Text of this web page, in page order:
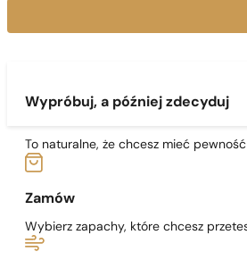
Wypróbuj, a później zdecyduj
To naturalne, że chcesz mieć
Zamów
Wybierz zapachy, które chcesz